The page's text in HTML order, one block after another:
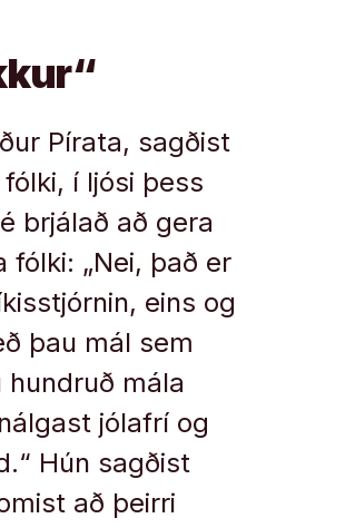
Pírata, sagðist
í ljósi þess
brjálað að gera
„Nei, það er
eins og
þau mál sem
mála
jólafrí og
Hún sagðist
að þeirri